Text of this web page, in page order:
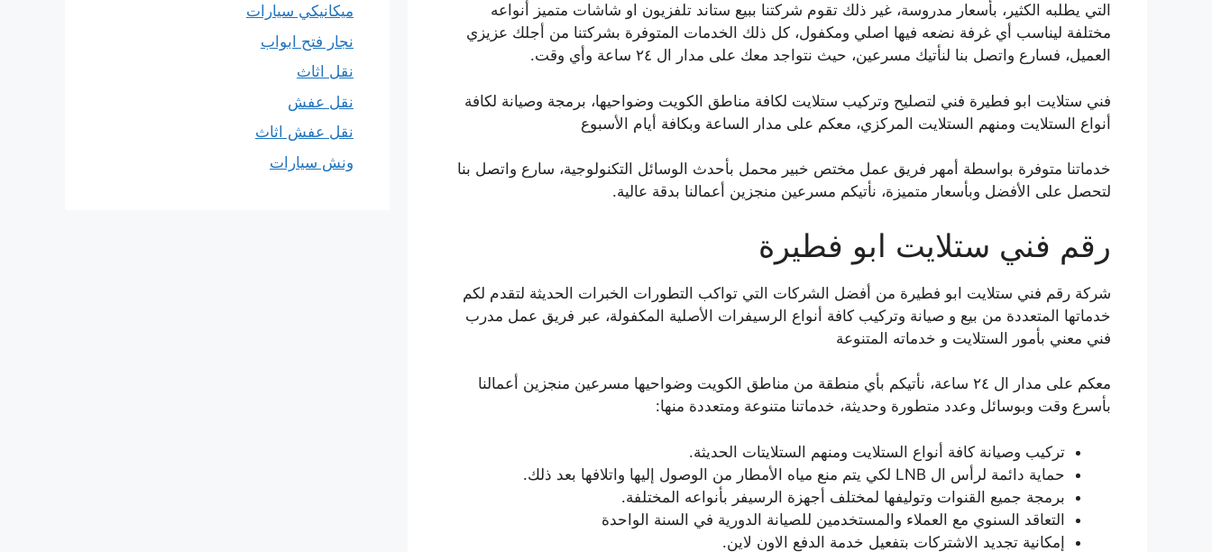
التي يطلبه الكثير، بأسعار مدروسة، غير ذلك تقوم شركتنا ببيع ستاند تلفزيون او شاشات متميز أنواعه
مختلفة ليناسب أي غرفة نضعه فيها اصلي ومكفول، كل ذلك الخدمات المتوفرة بشركتنا من أجلك عزيزي
العميل، فسارع واتصل بنا لنأتيك مسرعين، حيث نتواجد معك على مدار ال ٢٤ ساعة وأي وقت.
فني ستلايت ابو فطيرة فني لتصليح وتركيب ستلايت لكافة مناطق الكويت وضواحيها، برمجة وصيانة لكافة
أنواع الستلايت ومنهم الستلايت المركزي، معكم على مدار الساعة وبكافة أيام الأسبوع
خدماتنا متوفرة بواسطة أمهر فريق عمل مختص خبير محمل بأحدث الوسائل التكنولوجية، سارع واتصل بنا
لتحصل على الأفضل وبأسعار متميزة، نأتيكم مسرعين منجزين أعمالنا بدقة عالية.
رقم فني ستلايت ابو فطيرة
شركة رقم فني ستلايت ابو فطيرة من أفضل الشركات التي تواكب التطورات الخبرات الحديثة لتقدم لكم
خدماتها المتعددة من بيع و صيانة وتركيب كافة أنواع الرسيفرات الأصلية المكفولة، عبر فريق عمل مدرب
فني معني بأمور الستلايت و خدماته المتنوعة
معكم على مدار ال ٢٤ ساعة، نأتيكم بأي منطقة من مناطق الكويت وضواحيها مسرعين منجزين أعمالنا
بأسرع وقت وبوسائل وعدد متطورة وحديثة، خدماتنا متنوعة ومتعددة منها:
تركيب وصيانة كافة أنواع الستلايت ومنهم الستلايتات الحديثة.
حماية دائمة لرأس ال LNB لكي يتم منع مياه الأمطار من الوصول إليها واتلافها بعد ذلك.
برمجة جميع القنوات وتوليفها لمختلف أجهزة الرسيفر بأنواعه المختلفة.
التعاقد السنوي مع العملاء والمستخدمين للصيانة الدورية في السنة الواحدة
إمكانية تجديد الاشتركات بتفعيل خدمة الدفع الاون لاين.
ميكانيكي سيارات
نجار فتح ابواب
نقل اثاث
نقل عفش
نقل عفش اثاث
ونش سيارات